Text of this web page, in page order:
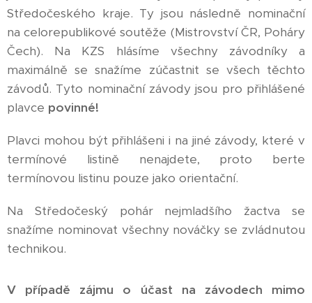
Středočeského kraje. Ty jsou následně nominační
na celorepublikové soutěže (Mistrovství ČR, Poháry
Čech). Na KZS hlásíme všechny závodníky a
maximálně se snažíme zúčastnit se všech těchto
závodů. Tyto nominační závody jsou pro přihlášené
plavce povinné!
Plavci mohou být přihlášeni i na jiné závody, které v
termínové listině nenajdete, proto berte
termínovou listinu pouze jako orientační.
Na Středočeský pohár nejmladšího žactva se
snažíme nominovat všechny nováčky se zvládnutou
technikou.
V případě zájmu o účast na závodech mimo